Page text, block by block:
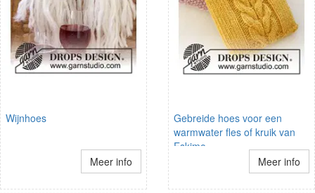
Wijnhoes
Meer info
Gebreide hoes voor een
warmwater fles of kruik van
Eskimo.
Meer info